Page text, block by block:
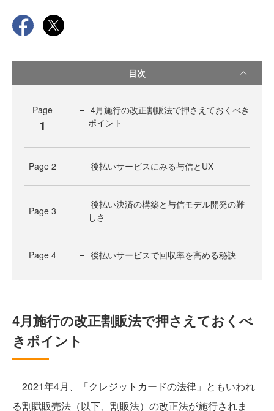
目次
Page
1
4月施行の改正割販法で押さえておくべき
ポイント
Page 2 後払いサービスにみる与信とUX
Page 3
後払い決済の構築と与信モデル開発の難
しさ
Page 4 後払いサービスで回収率を高める秘訣
4月施行の改正割販法で押さえておくべ
きポイント
2021年4月、「クレジットカードの法律」ともいわれ
る割賦販売法（以下、割販法）の改正法が施行されま